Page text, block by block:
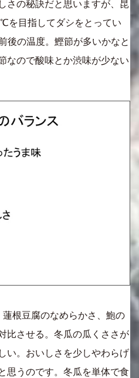
さの秘訣だと思いますが、昆
を目指してダシをとってい
後の温度。鰹節が多いかなと
なので酸味とか渋味が少ない
根豆腐のなめらかさ、鮑の
比させる。冬瓜の瓜くささが
い。おいしさを少しやわらげ
思うのです。冬瓜を単体で食